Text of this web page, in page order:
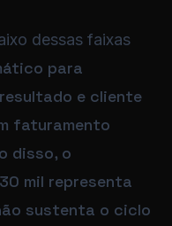
dessas faixas
para
e cliente
faturamento
disso, o
mil representa
sustenta o ciclo